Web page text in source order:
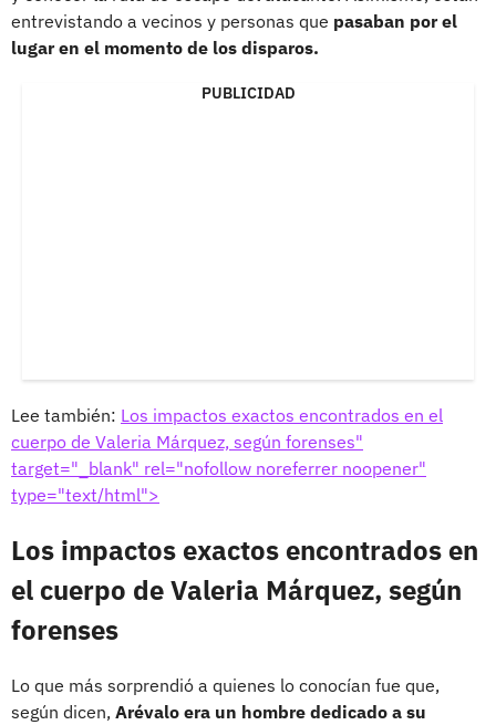
entrevistando a vecinos y personas que pasaban por el
lugar en el momento de los disparos.
PUBLICIDAD
Lee también: Los impactos exactos encontrados en el
cuerpo de Valeria Márquez, según forenses"
target="_blank" rel="nofollow noreferrer noopener"
type="text/html">
Los impactos exactos encontrados en
el cuerpo de Valeria Márquez, según
forenses
Lo que más sorprendió a quienes lo conocían fue que,
según dicen, Arévalo era un hombre dedicado a su